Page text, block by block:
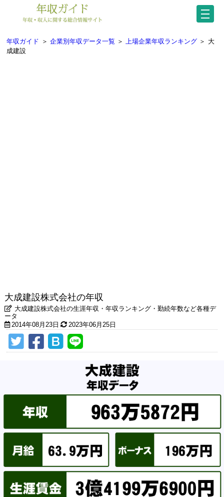
年収ガイド ＞ 企業別年収データ一覧 ＞ 上場企業年収ランキング ＞ 大
成建設
大成建設株式会社の年収
大成建設株式会社の生涯年収・年収ランキング・勤続年数など各種デ
ータ
2014年08月23日
2023年06月25日